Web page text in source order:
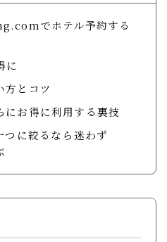
ラウンジ 商品レビュー
旅行記
ったアイテムや、旅・日常
、リアルで正直な視点で紹
でホテル予約する
に
とコツ
お得に利用する裏技
つに絞るなら迷わず